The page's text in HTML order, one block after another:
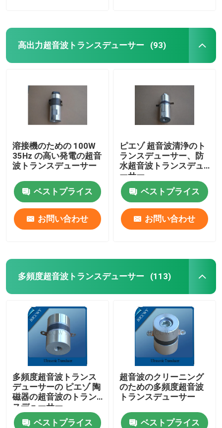
高出力超音波トランスデューサー (93)
溶接機のための 100W
35Hz の高い発電の超音
波トランスデューサー
ベストプライス
お問い合わせ
ピエゾ 超音波清浄のト
ランスデューサー、防
水超音波トランスデュ
ーサー
ベストプライス
お問い合わせ
多頻度超音波トランスデューサー (113)
多頻度超音波トランス
デューサーの ピエゾ 陶
磁器の超音波のトラン
スデューサー
ベストプライス
超音波のクリーニング
のための多頻度超音波
トランスデューサー
ベストプライス